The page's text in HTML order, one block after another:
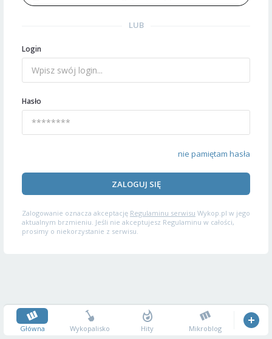
LUB
Login
Hasło
nie pamiętam hasła
ZALOGUJ SIĘ
Zalogowanie oznacza akceptację Regulaminu serwisu Wykop.pl w jego
aktualnym brzmieniu. Jeśli nie akceptujesz Regulaminu w całości,
prosimy o niekorzystanie z serwisu.
Główna Wykopalisko Hity Mikroblog